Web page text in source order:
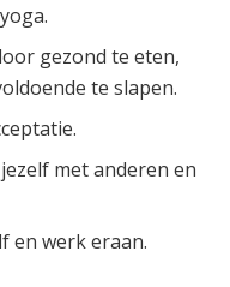
gezond te eten,
te slapen.
met anderen en
en werk eraan.